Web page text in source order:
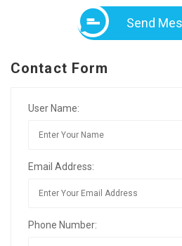
Send
Contact Form
User Name:
Email Address:
Phone Number: